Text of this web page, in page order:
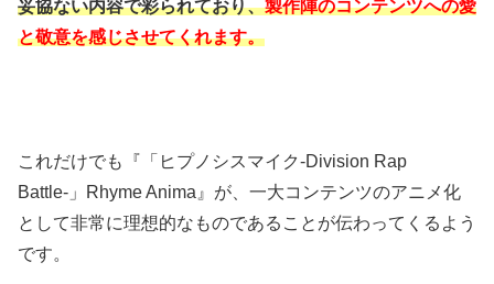
妥協ない内容で彩られており、製作陣のコンテンツへの愛
と敬意を感じさせてくれます。
これだけでも『「ヒプノシスマイク-Division Rap
Battle-」Rhyme Anima』が、一大コンテンツのアニメ化
として非常に理想的なものであることが伝わってくるよう
です。